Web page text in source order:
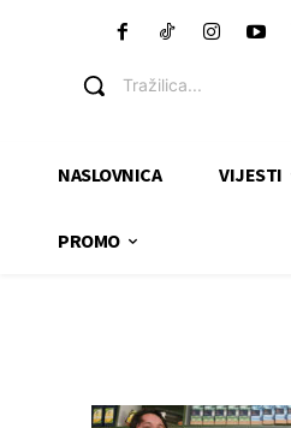
Tražilica...
NASLOVNICA VIJESTI
PROMO